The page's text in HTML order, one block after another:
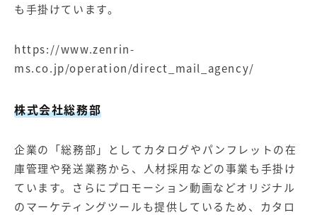
も手掛けています。
https://www.zenrin-
ms.co.jp/operation/direct_mail_agency/
株式会社総務部
企業の「総務部」としてカタログやパンフレットの在
庫管理や発送業務から、人材採用などの事業も手掛け
ています。さらにプロモーション動画などオリジナル
のマーケティングツールも提供しているため、カタロ